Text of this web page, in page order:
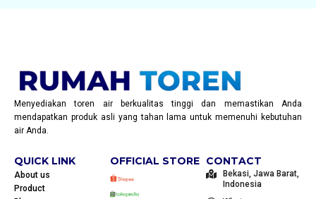
Menyediakan toren air berkualitas tinggi dan memastikan Anda
mendapatkan produk asli yang tahan lama untuk memenuhi kebutuhan
air Anda.
QUICK LINK
About us
Product
OFFICIAL STORE CONTACT
Bekasi, Jawa Barat,
Indonesia